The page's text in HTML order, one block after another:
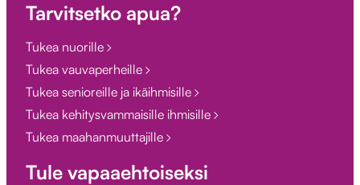
Tarvitsetko apua?
Tukea nuorille
Tukea vauvaperheille
Tukea senioreille ja ikäihmisille
Tukea kehitysvammaisille ihmisille
Tukea maahanmuuttajille
Tule vapaaehtoiseksi